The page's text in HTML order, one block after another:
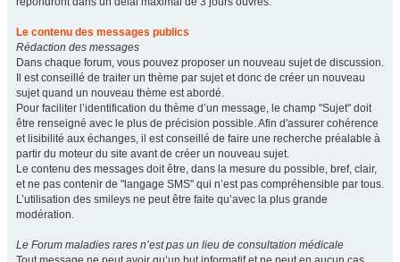
Le contenu des messages publics
Rédaction des messages
Dans chaque forum, vous pouvez proposer un nouveau sujet de discussion.
Il est conseillé de traiter un thème par sujet et donc de créer un nouveau
sujet quand un nouveau thème est abordé.
Pour faciliter l’identification du thème d’un message, le champ "Sujet" doit
être renseigné avec le plus de précision possible. Afin d'assurer cohérence
et lisibilité aux échanges, il est conseillé de faire une recherche préalable à
partir du moteur du site avant de créer un nouveau sujet.
Le contenu des messages doit être, dans la mesure du possible, bref, clair,
et ne pas contenir de "langage SMS" qui n’est pas compréhensible par tous.
L’utilisation des smileys ne peut être faite qu’avec la plus grande
modération.
Le Forum maladies rares n’est pas un lieu de consultation médicale